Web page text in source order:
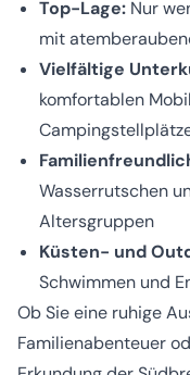
Top-Lage: Nur
mit
Vielfältige
komfortablen
Wasserrutschen
Altersgruppen
Küsten- und
Schwimmen und
Ob Sie eine ruhige
Familienabenteuer